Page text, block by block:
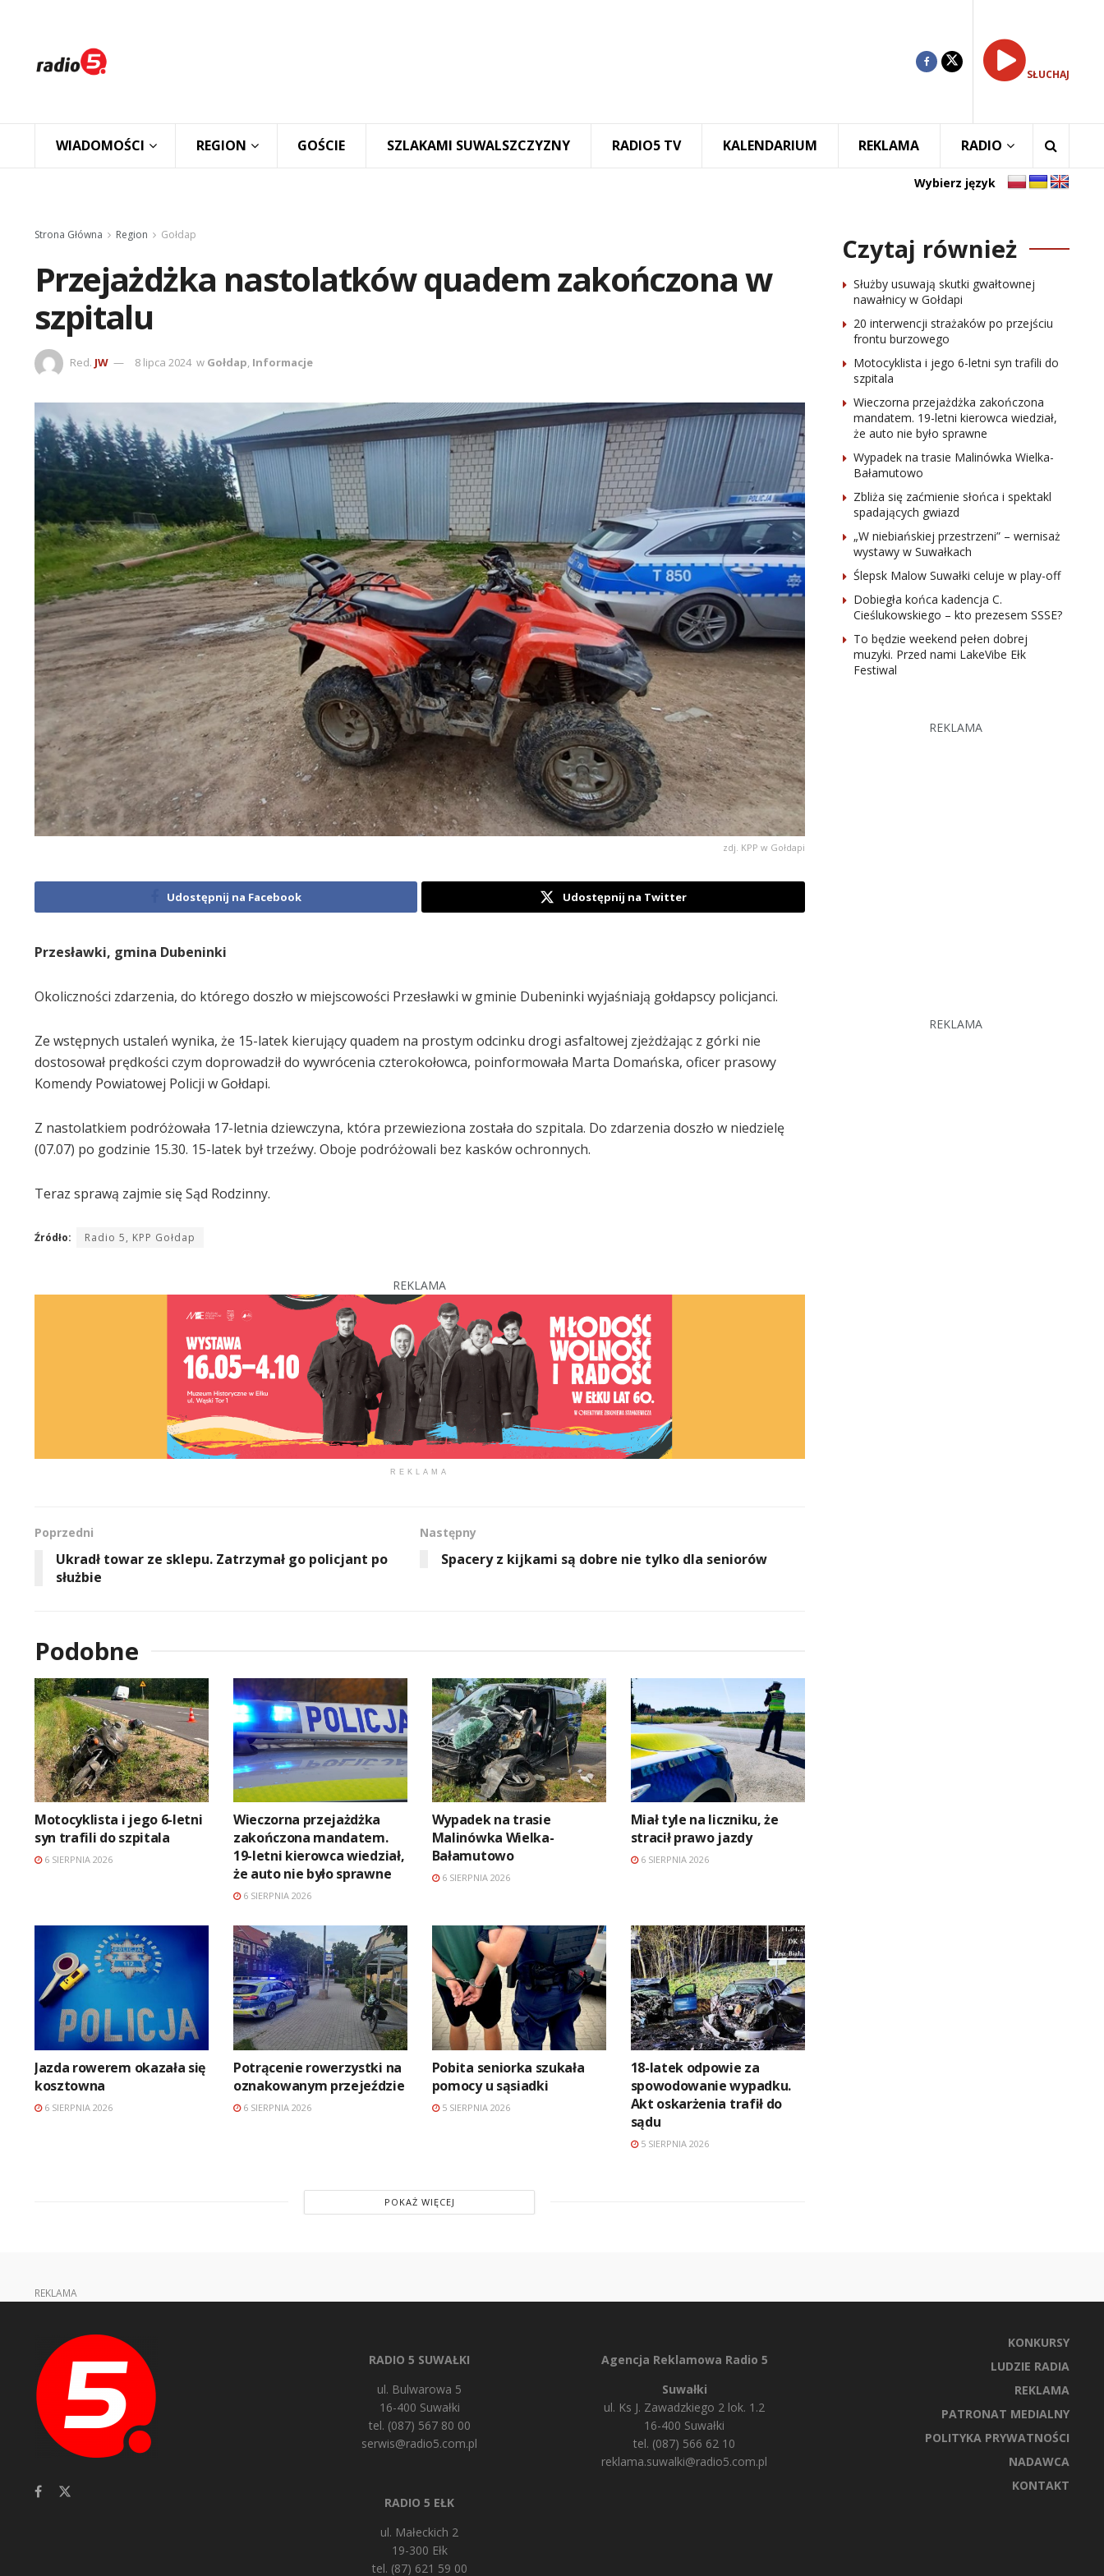
SŁUCHAJ
WIADOMOŚCI REGION GOŚCIE SZLAKAMI SUWALSZCZYZNY RADIO5 TV KALENDARIUM REKLAMA RADIO
Wybierz język
Strona Główna Region Gołdap
Przejażdżka nastolatków quadem zakończona w
szpitalu
Red. JW 8 lipca 2024 w Gołdap, Informacje
zdj. KPP w Gołdapi
Udostępnij na Facebook Udostępnij na Twitter
Przesławki, gmina Dubeninki
Okoliczności zdarzenia, do którego doszło w miejscowości Przesławki w gminie Dubeninki wyjaśniają gołdapscy policjanci.
Ze wstępnych ustaleń wynika, że 15-latek kierujący quadem na prostym odcinku drogi asfaltowej zjeżdżając z górki nie
dostosował prędkości czym doprowadził do wywrócenia czterokołowca, poinformowała Marta Domańska, oficer prasowy
Komendy Powiatowej Policji w Gołdapi.
Z nastolatkiem podróżowała 17-letnia dziewczyna, która przewieziona została do szpitala. Do zdarzenia doszło w niedzielę
(07.07) po godzinie 15.30. 15-latek był trzeźwy. Oboje podróżowali bez kasków ochronnych.
Teraz sprawą zajmie się Sąd Rodzinny.
Źródło: Radio 5, KPP Gołdap
REKLAMA
REKLAMA
Poprzedni
Ukradł towar ze sklepu. Zatrzymał go policjant po
służbie
Następny
Spacery z kijkami są dobre nie tylko dla seniorów
Podobne
Motocyklista i jego 6-letni
syn trafili do szpitala
6 SIERPNIA 2026
Wieczorna przejażdżka
zakończona mandatem.
19-letni kierowca wiedział,
że auto nie było sprawne
6 SIERPNIA 2026
Wypadek na trasie
Malinówka Wielka-
Bałamutowo
6 SIERPNIA 2026
Miał tyle na liczniku, że
stracił prawo jazdy
6 SIERPNIA 2026
Jazda rowerem okazała się
kosztowna
6 SIERPNIA 2026
Potrącenie rowerzystki na
oznakowanym przejeździe
6 SIERPNIA 2026
Pobita seniorka szukała
pomocy u sąsiadki
5 SIERPNIA 2026
18-latek odpowie za
spowodowanie wypadku.
Akt oskarżenia trafił do
sądu
5 SIERPNIA 2026
POKAŻ WIĘCEJ
Czytaj również
Służby usuwają skutki gwałtownej
nawałnicy w Gołdapi
20 interwencji strażaków po przejściu
frontu burzowego
Motocyklista i jego 6-letni syn trafili do
szpitala
Wieczorna przejażdżka zakończona
mandatem. 19-letni kierowca wiedział,
że auto nie było sprawne
Wypadek na trasie Malinówka Wielka-
Bałamutowo
Zbliża się zaćmienie słońca i spektakl
spadających gwiazd
„W niebiańskiej przestrzeni” – wernisaż
wystawy w Suwałkach
Ślepsk Malow Suwałki celuje w play-off
Dobiegła końca kadencja C.
Cieślukowskiego – kto prezesem SSSE?
To będzie weekend pełen dobrej
muzyki. Przed nami LakeVibe Ełk
Festiwal
REKLAMA
REKLAMA
REKLAMA
RADIO 5 SUWAŁKI
ul. Bulwarowa 5
16-400 Suwałki
tel. (087) 567 80 00
serwis@radio5.com.pl
RADIO 5 EŁK
ul. Małeckich 2
19-300 Ełk
tel. (87) 621 59 00
Agencja Reklamowa Radio 5
Suwałki
ul. Ks J. Zawadzkiego 2 lok. 1.2
16-400 Suwałki
tel. (087) 566 62 10
reklama.suwalki@radio5.com.pl
KONKURSY
LUDZIE RADIA
REKLAMA
PATRONAT MEDIALNY
POLITYKA PRYWATNOŚCI
NADAWCA
KONTAKT